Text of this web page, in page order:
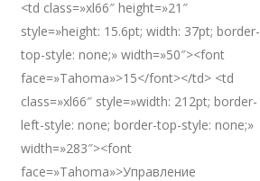
<td class=»xl66″ height=»21″
style=»height: 15.6pt; width: 37pt; border-
top-style: none;» width=»50″><font
face=»Tahoma»>15</font></td> <td
class=»xl66″ style=»width: 212pt; border-
left-style: none; border-top-style: none;»
width=»283″><font
face=»Tahoma»>Управление